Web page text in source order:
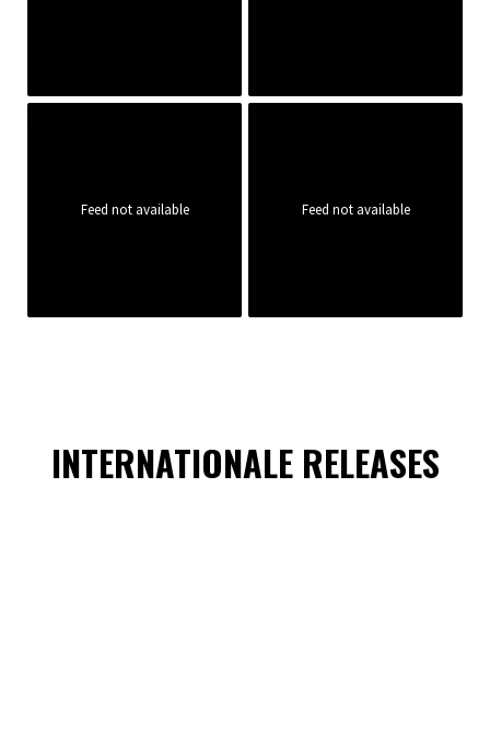
Feed not available Feed not available
INTERNATIONALE RELEASES